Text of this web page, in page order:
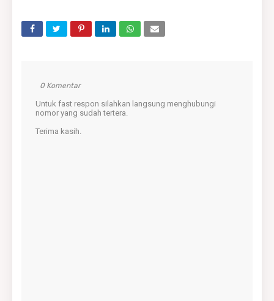
0 Komentar
Untuk fast respon silahkan langsung menghubungi
nomor yang sudah tertera.
Terima kasih.